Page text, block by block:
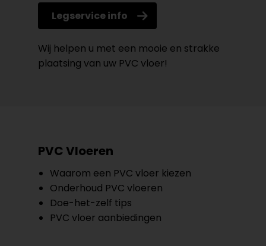
Legservice info
Wij helpen u met een mooie en strakke
plaatsing van uw PVC vloer!
PVC Vloeren
Waarom een PVC vloer kiezen
Onderhoud PVC vloeren
Doe-het-zelf tips
PVC vloer aanbiedingen